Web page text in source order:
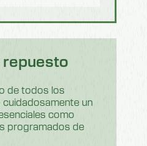
de todos los
un
como
programados de